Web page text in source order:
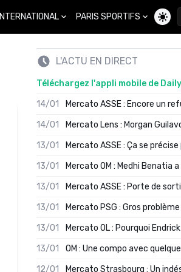
INTERNATIONAL PARIS SPORTIFS
L'ACTU EN DIRECT
Téléchargez l'appli mobile de
14/01
Mercato ASSE : Encore un
14/01
Mercato Lens : Morgan
13/01
Mercato ASSE : Ça se
13/01
Mercato OM : Medhi Benatia
13/01
Mercato ASSE : Porte de
13/01
Mercato PSG : Gros
13/01
Mercato OL : Pourquoi
13/01
OM : Une compo avec
12/01
Mercato Strasbourg : Un